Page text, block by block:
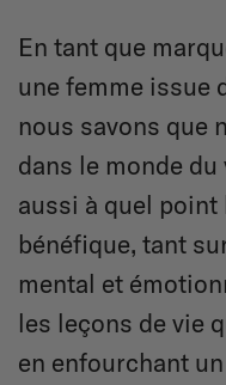
En tant que
une femme issue
nous savons que
dans le monde
aussi à quel point
bénéfique, tant
mental et
les leçons de vie
en enfourchant